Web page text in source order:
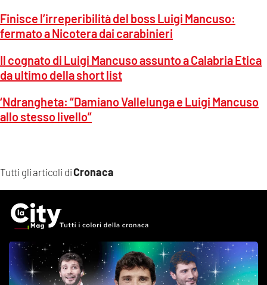
Tutti gli articoli diCronaca
Finisce l’irreperibilità del boss Luigi Mancuso:
fermato a Nicotera dai carabinieri
Il cognato di Luigi Mancuso assunto a Calabria Etica
da ultimo della short list
‘Ndrangheta: “Damiano Vallelunga e Luigi Mancuso
allo stesso livello”